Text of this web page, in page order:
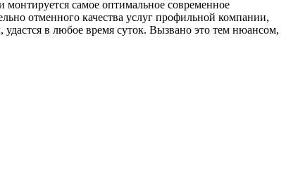
самое оптимальное современное
отменного качества услуг профильной компании,
в любое время суток. Вызвано это тем нюансом,